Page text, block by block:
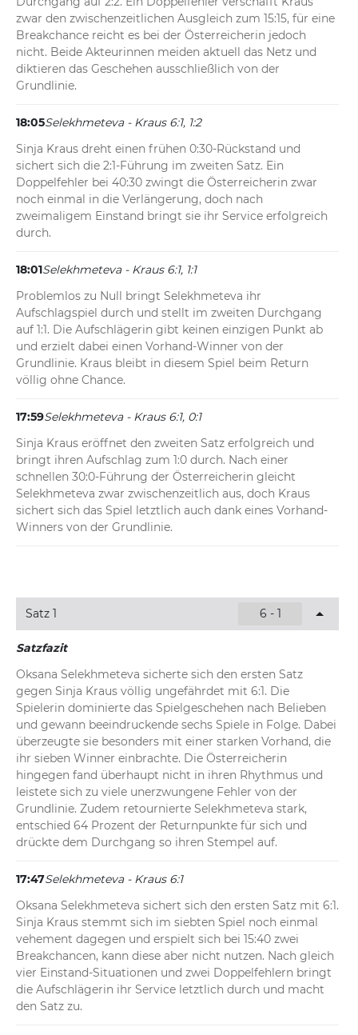
zwar den zwischenzeitlichen Ausgleich zum 15:15, für eine
Breakchance reicht es bei der Österreicherin jedoch
nicht. Beide Akteurinnen meiden aktuell das Netz und
diktieren das Geschehen ausschließlich von der
Grundlinie.
18:05Selekhmeteva - Kraus 6:1, 1:2
Sinja Kraus dreht einen frühen 0:30-Rückstand und
sichert sich die 2:1-Führung im zweiten Satz. Ein
Doppelfehler bei 40:30 zwingt die Österreicherin zwar
noch einmal in die Verlängerung, doch nach
zweimaligem Einstand bringt sie ihr Service erfolgreich
durch.
18:01Selekhmeteva - Kraus 6:1, 1:1
Problemlos zu Null bringt Selekhmeteva ihr
Aufschlagspiel durch und stellt im zweiten Durchgang
auf 1:1. Die Aufschlägerin gibt keinen einzigen Punkt ab
und erzielt dabei einen Vorhand-Winner von der
Grundlinie. Kraus bleibt in diesem Spiel beim Return
völlig ohne Chance.
17:59Selekhmeteva - Kraus 6:1, 0:1
Sinja Kraus eröffnet den zweiten Satz erfolgreich und
bringt ihren Aufschlag zum 1:0 durch. Nach einer
schnellen 30:0-Führung der Österreicherin gleicht
Selekhmeteva zwar zwischenzeitlich aus, doch Kraus
sichert sich das Spiel letztlich auch dank eines Vorhand-
Winners von der Grundlinie.
Satz 1 6 - 1
Satzfazit
Oksana Selekhmeteva sicherte sich den ersten Satz
gegen Sinja Kraus völlig ungefährdet mit 6:1. Die
Spielerin dominierte das Spielgeschehen nach Belieben
und gewann beeindruckende sechs Spiele in Folge. Dabei
überzeugte sie besonders mit einer starken Vorhand, die
ihr sieben Winner einbrachte. Die Österreicherin
hingegen fand überhaupt nicht in ihren Rhythmus und
leistete sich zu viele unerzwungene Fehler von der
Grundlinie. Zudem retournierte Selekhmeteva stark,
entschied 64 Prozent der Returnpunkte für sich und
drückte dem Durchgang so ihren Stempel auf.
17:47Selekhmeteva - Kraus 6:1
Oksana Selekhmeteva sichert sich den ersten Satz mit 6:1.
Sinja Kraus stemmt sich im siebten Spiel noch einmal
vehement dagegen und erspielt sich bei 15:40 zwei
Breakchancen, kann diese aber nicht nutzen. Nach gleich
vier Einstand-Situationen und zwei Doppelfehlern bringt
die Aufschlägerin ihr Service letztlich durch und macht
den Satz zu.